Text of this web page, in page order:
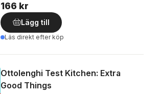
166 kr
Lägg till
Läs direkt efter köp
Ottolenghi Test Kitchen: Extra
Good Things